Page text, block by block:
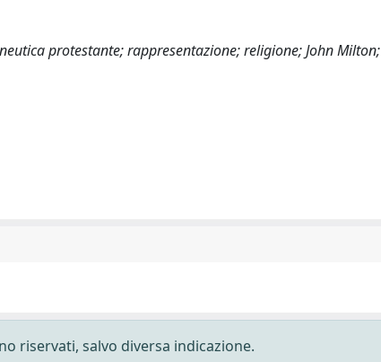
protestante; rappresentazione; religione; John Milton;
riservati, salvo diversa indicazione.